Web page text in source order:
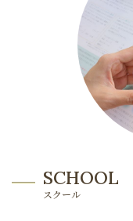
SCHOOL
スクール